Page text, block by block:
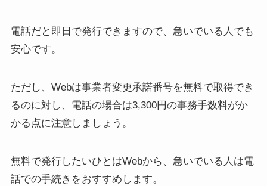
電話だと即日で発行できますので、急いでいる人でも
安心です。
ただし、Webは事業者変更承諾番号を無料で取得でき
るのに対し、電話の場合は3,300円の事務手数料がか
かる点に注意しましょう。
無料で発行したいひとはWebから、急いでいる人は電
話での手続きをおすすめします。